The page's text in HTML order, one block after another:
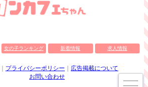
女の子ランキング 新着情報 求人情報
プライバシーポリシー
広告掲載について
お問い合わせ